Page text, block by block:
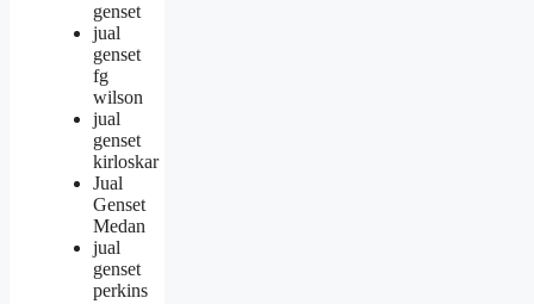
genset
jual
genset
fg
wilson
jual
genset
kirloskar
Jual
Genset
Medan
jual
genset
perkins